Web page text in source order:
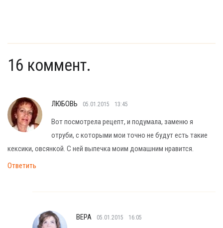
16 коммент.
ЛЮБОВЬ 05.01.2015 13:45
Вот посмотрела рецепт, и подумала, заменю я
отруби, с которыми мои точно не будут есть такие
кексики, овсянкой. С ней выпечка моим домашним нравится.
Ответить
ВЕРА 05.01.2015 16:05